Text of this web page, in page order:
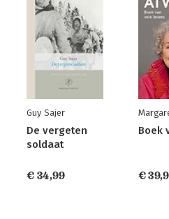
Guy Sajer
De vergeten
soldaat
€ 34,99
Boek
€